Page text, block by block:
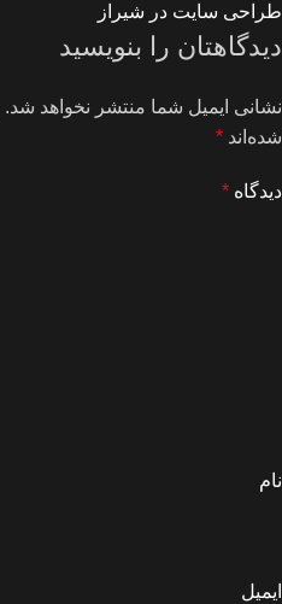
طراحی سایت در شیراز
دیدگاهتان را بنویسید
نشانی ایمیل شما منتشر نخواهد شد.
شده‌اند *
دیدگاه *
نام
ایمیل